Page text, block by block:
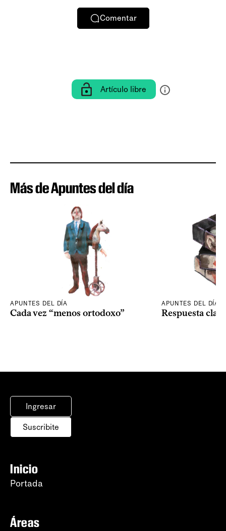
Comentar
Artículo libre
Más de Apuntes del día
APUNTES DEL DÍA
Cada vez “menos ortodoxo”
APUNTES DEL DÍA
Respuesta
Ingresar
Suscribite
Inicio
Portada
Áreas